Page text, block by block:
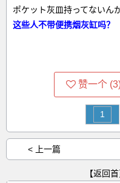
ポケット灰皿持ってないん
这些人不带便携烟灰缸吗？
赞一个 (3
1
< 上一篇
【返回